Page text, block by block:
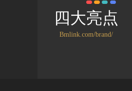
四大亮点
Bmlink.com/brand/